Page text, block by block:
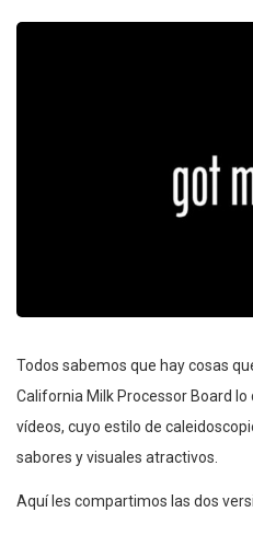
Todos sabemos que hay cosas
California Milk Processor Board
vídeos, cuyo estilo de
sabores y visuales atractivos.
Aquí les compartimos las dos